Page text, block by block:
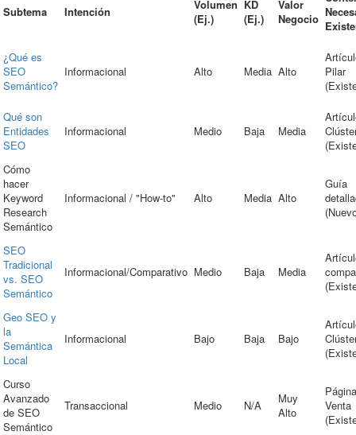
Subtema Intención
Volumen
(Ej.)
KD
(Ej.)
Valor
Negocio
¿Qué es
SEO
Semántico?
Informacional Alto Media Alto
Pilar
Qué son
Entidades
SEO
Informacional Medio Baja Media
Cómo
hacer
Keyword
Research
Semántico
Informacional / "How-to" Alto Media Alto
Guía
SEO
Tradicional
vs. SEO
Semántico
Informacional/Comparativo Medio Baja Media
Geo SEO y
la
Semántica
Local
Informacional Bajo Baja Bajo
Curso
Avanzado
de SEO
Semántico
Transaccional Medio N/A
Muy
Alto
Venta